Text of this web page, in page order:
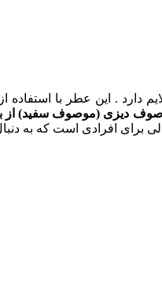
. این عطر با استفاده از
دیزی (موصوف سفید) از
برای افرادی است که به